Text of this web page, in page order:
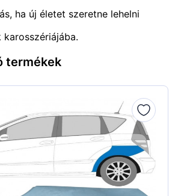
ha új életet szeretne lehelni
karosszériájába.
termékek